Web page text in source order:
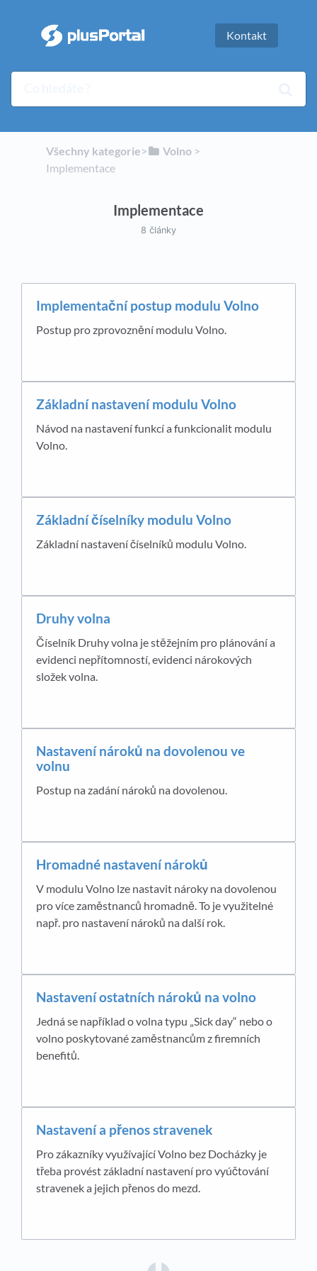
Kontakt
Všechny kategorie​>​ ​Volno ​ > ​
Implementace
Implementace
8 články
Implementační postup modulu Volno
Postup pro zprovoznění modulu Volno.
Základní nastavení modulu Volno
Návod na nastavení funkcí a funkcionalit modulu
Volno.
Základní číselníky modulu Volno
Základní nastavení číselníků modulu Volno.
Druhy volna
Číselník Druhy volna je stěžejním pro plánování a
evidenci nepřítomností, evidenci nárokových
složek volna.
Nastavení nároků na dovolenou ve
volnu
Postup na zadání nároků na dovolenou.
Hromadné nastavení nároků
V modulu Volno lze nastavit nároky na dovolenou
pro více zaměstnanců hromadně. To je využitelné
např. pro nastavení nároků na další rok.
Nastavení ostatních nároků na volno
Jedná se například o volna typu „Sick day“ nebo o
volno poskytované zaměstnancům z firemních
benefitů.
Nastavení a přenos stravenek
Pro zákazníky využívající Volno bez Docházky je
třeba provést základní nastavení pro vyúčtování
stravenek a jejich přenos do mezd.